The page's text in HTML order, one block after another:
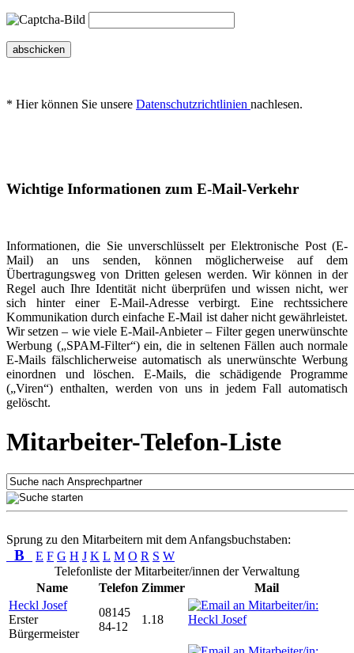
abschicken
* Hier können Sie unsere Datenschutzrichtlinien nachlesen.
Wichtige Informationen zum E-Mail-Verkehr
Informationen, die Sie unverschlüsselt per Elektronische Post (E-
Mail) an uns senden, können möglicherweise auf dem
Übertragungsweg von Dritten gelesen werden. Wir können in der
Regel auch Ihre Identität nicht überprüfen und wissen nicht, wer
sich hinter einer E-Mail-Adresse verbirgt. Eine rechtssichere
Kommunikation durch einfache E-Mail ist daher nicht gewährleistet.
Wir setzen – wie viele E-Mail-Anbieter – Filter gegen unerwünschte
Werbung („SPAM-Filter“) ein, die in seltenen Fällen auch normale
E-Mails fälschlicherweise automatisch als unerwünschte Werbung
einordnen und löschen. E-Mails, die schädigende Programme
(„Viren“) enthalten, werden von uns in jedem Fall automatisch
gelöscht.
Mitarbeiter-Telefon-Liste
Sprung zu den Mitarbeitern mit dem Anfangsbuchstaben:
B E F G H J K L M O R S W
Telefonliste der Mitarbeiter/innen der Verwaltung
Name
Telefon Zimmer
Mail
Heckl Josef
Erster
Bürgermeister
08145
84-12
1.18